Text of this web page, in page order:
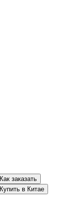
Как заказать
Купить в Китае